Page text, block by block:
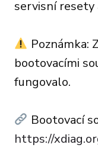
servisní resety
Poznámka:
bootovacími
fungovalo.
Bootovací
https://